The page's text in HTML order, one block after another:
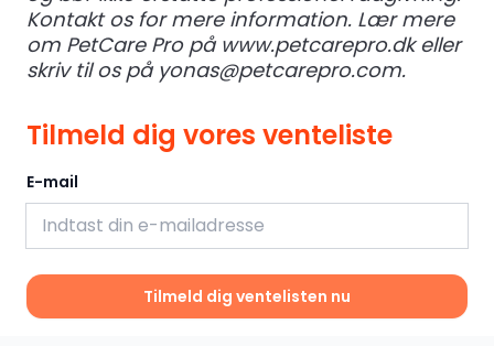
Kontakt os for mere information. Lær mere
om PetCare Pro på www.petcarepro.dkeller
skriv til os på yonas@petcarepro.com.
Tilmeld dig vores venteliste
E-mail
Tilmeld dig ventelisten nu